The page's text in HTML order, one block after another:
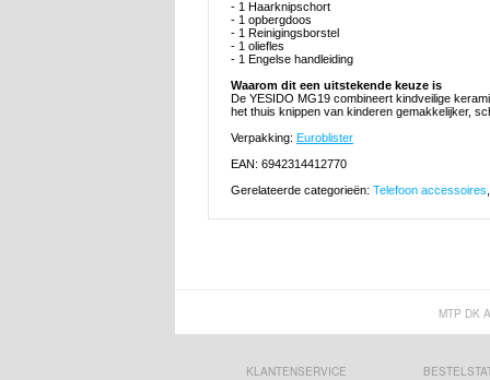
- 1 Haarknipschort
- 1 opbergdoos
- 1 Reinigingsborstel
- 1 oliefles
- 1 Engelse handleiding
Waarom dit een uitstekende keuze is
De YESIDO MG19 combineert kindveilige
het thuis knippen van kinderen gemakkelijker,
Verpakking: Euroblister
EAN: 6942314412770
Gerelateerde categorieën: Telefoon accessoires
MTP DK
KLANTENSERVICE